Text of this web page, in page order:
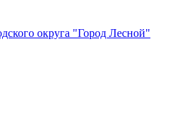
округа "Город Лесной"